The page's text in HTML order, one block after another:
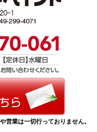
営業は一切行っておりません。